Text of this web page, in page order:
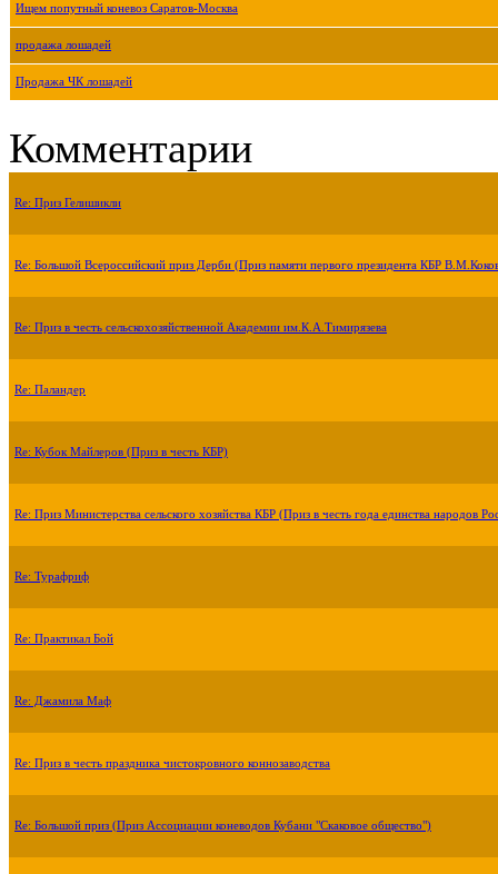
Ищем попутный коневоз Саратов-Москва
продажа лошадей
Продажа ЧК лошадей
Комментарии
Re: Приз Гелишикли
Re: Большой Всероссийский приз Дерби (Приз памяти первого президента КБР
Re: Приз в честь сельскохозяйственной Академии им.К.А.Тимирязева
Re: Паландер
Re: Кубок Майлеров (Приз в честь КБР)
Re: Приз Министерства сельского хозяйства КБР (Приз в честь года единства народов
Re: Турафриф
Re: Практикал Бой
Re: Джамила Маф
Re: Приз в честь праздника чистокровного коннозаводства
Re: Большой приз (Приз Ассоциации коневодов Кубани "Скаковое общество")